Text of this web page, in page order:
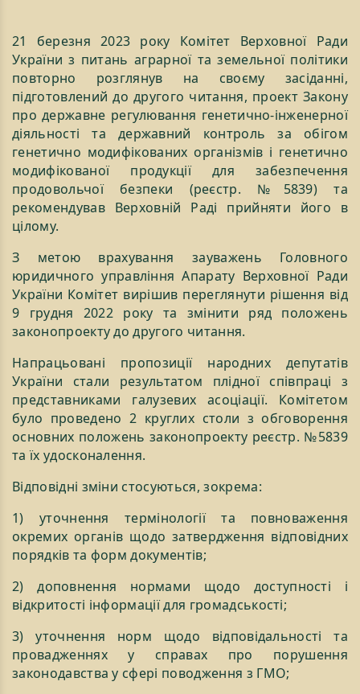
21 березня 2023 року Комітет Верховної Ради
України з питань аграрної та земельної політики
повторно розглянув на своєму засіданні,
підготовлений до другого читання, проект Закону
про державне регулювання генетично-інженерної
діяльності та державний контроль за обігом
генетично модифікованих організмів і генетично
модифікованої продукції для забезпечення
продовольчої безпеки (реєстр. №5839) та
рекомендував Верховній Раді прийняти його в
цілому.
З метою врахування зауважень Головного
юридичного управління Апарату Верховної Ради
України Комітет вирішив переглянути рішення від
9 грудня 2022 року та змінити ряд положень
законопроекту до другого читання.
Напрацьовані пропозиції народних депутатів
України стали результатом плідної співпраці з
представниками галузевих асоціації. Комітетом
було проведено 2 круглих столи з обговорення
основних положень законопроекту реєстр. №5839
та їх удосконалення.
Відповідні зміни стосуються, зокрема:
1) уточнення термінології та повноваження
окремих органів щодо затвердження відповідних
порядків та форм документів;
2) доповнення нормами щодо доступності і
відкритості інформації для громадськості;
3) уточнення норм щодо відповідальності та
провадженнях у справах про порушення
законодавства у сфері поводження з ГМО;